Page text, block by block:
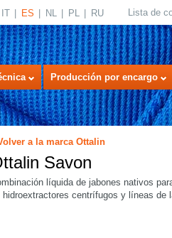
IT ES NL PL RU Lista de
Producción por encargo
a la marca Ottalin
Savon
líquida de jabones nativos
hidroextractores centrífugos y líneas de